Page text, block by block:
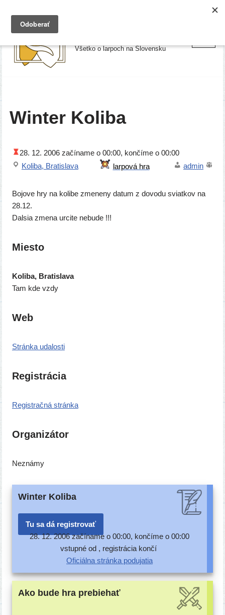
Preskočiť
Všetko o larpoch na Slovensku
Winter Koliba
28. 12. 2006 začí­na­me o 00:00, kon­čí­me o 00:00
Koliba, Bratislava
admin
Bojove hry na koli­be zme­ne­ny datum z dovo­du sviat­kov na
28.12.
Dalsia zme­na urci­te nebude !!!
Miesto
Koliba, Bratislava
Tam kde vzdy
Web
Stránka uda­los­ti
Registrácia
Registračná strán­ka
Organizátor
Neznámy
Winter Koliba
Tu sa dá registrovať
28. 12. 2006 začí­na­me o 00:00, kon­čí­me o 00:00
vstup­né od , regis­trá­cia končí
Oficiálna strán­ka podujatia
Ako bude hra prebiehať